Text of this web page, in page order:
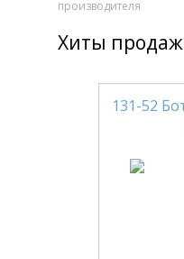
производителя
Хиты продаж
131-52